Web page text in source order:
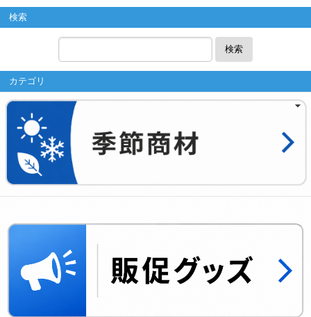
検索
検索
カテゴリ